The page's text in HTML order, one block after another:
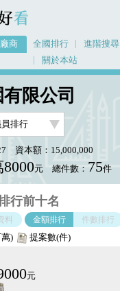
商 全國排行 進階搜尋
關於本站
限公司
資本額：15,000,000
8000元 總件數： 75件
行前十名
料 金額排行 件數排行
) 提案數(件)
元